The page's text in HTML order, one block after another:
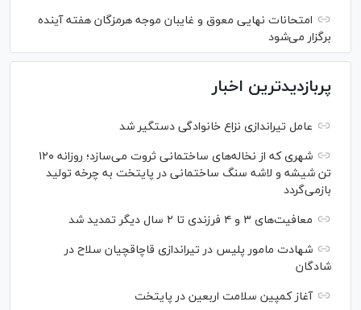
امتحانات نهایی معوق و غایبان موجه هرمزگان هفته آینده
برگزار می‌شود
پربازدیدترین اخبار
عامل تیراندازی نزاع خانوادگی دستگیر شد
شهری که از نخاله‌های ساختمانی ثروت می‌سازد؛ روزانه ۱۲۰
تن شیشه و لاشه سنگ ساختمانی در پایتخت به چرخه تولید
بازمی‌گردد
معافیت‌های ۳ و ۴ فرزندی تا ۲ سال دیگر تمدید شد
شهادت مامور پلیس در تیراندازی قاچاقچیان سلاح در
شادگان
آغاز کمپین سلامت اربعین در پایتخت